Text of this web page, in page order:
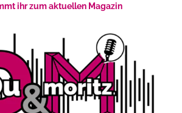
ihr zum aktuellen Magazin